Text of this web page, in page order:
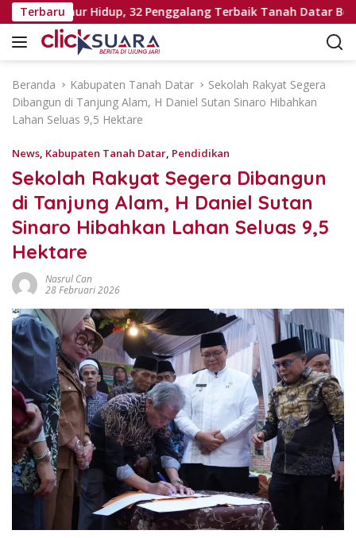
a
Terbaru
Seumur Hidup, 32 Penggalang Terbaik Tanah Datar
Beranda Kabupaten Tanah Datar
Sekolah Rakyat Segera
Dibangun di Tanjung Alam, H Daniel Sutan Sinaro Hibahkan
Lahan Seluas 9,5 Hektare
News, Kabupaten Tanah Datar, Pendidikan
Sekolah Rakyat Segera Dibangun
di Tanjung Alam, H Daniel Sutan
Sinaro Hibahkan Lahan Seluas 9,5
Hektare
Nasrul Can
28 Februari 2026